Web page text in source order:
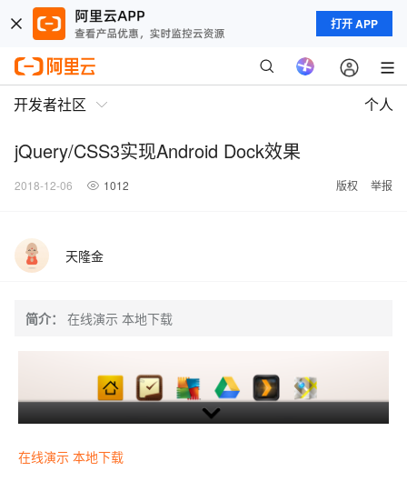
打开 APP
开发者社区 个人
jQuery/CSS3实现Android Dock效果
2018-12-06 1012 版权 举报
天隆金
简介： 在线演示 本地下载
在线演示 本地下载